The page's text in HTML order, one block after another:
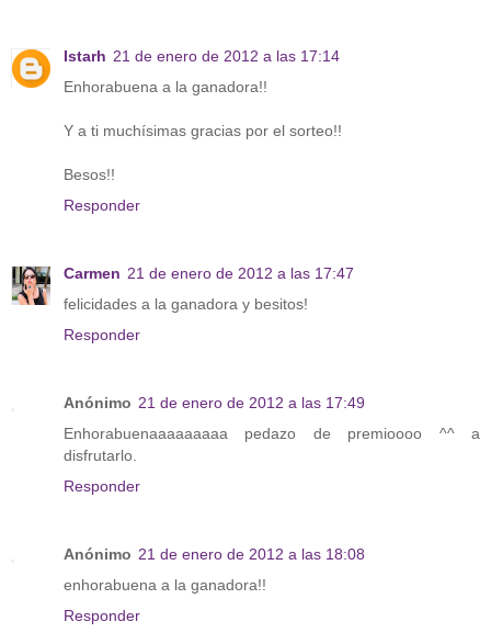
Istarh 21 de enero de 2012 a las 17:14
Enhorabuena a la ganadora!!
Y a ti muchísimas gracias por el sorteo!!
Besos!!
Responder
Carmen 21 de enero de 2012 a las 17:47
felicidades a la ganadora y besitos!
Responder
Anónimo 21 de enero de 2012 a las 17:49
Enhorabuenaaaaaaaaa pedazo de premioooo ^^ a
disfrutarlo.
Responder
Anónimo 21 de enero de 2012 a las 18:08
enhorabuena a la ganadora!!
Responder